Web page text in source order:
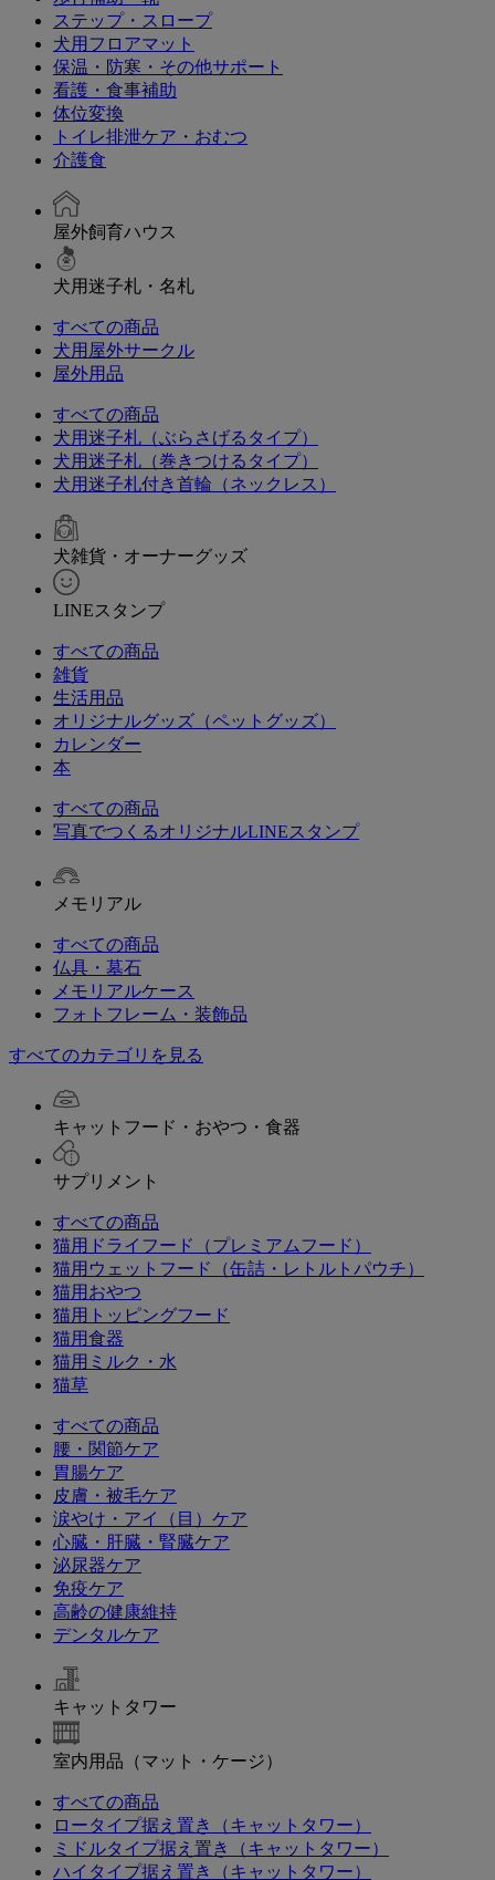
ステップ・スロープ
犬用フロアマット
保温・防寒・その他サポート
看護・食事補助
体位変換
トイレ排泄ケア・おむつ
介護食
屋外飼育ハウス
犬用迷子札・名札
すべての商品
犬用屋外サークル
屋外用品
すべての商品
犬用迷子札（ぶらさげるタイプ）
犬用迷子札（巻きつけるタイプ）
犬用迷子札付き首輪（ネックレス）
犬雑貨・オーナーグッズ
LINEスタンプ
すべての商品
雑貨
生活用品
オリジナルグッズ（ペットグッズ）
カレンダー
本
すべての商品
写真でつくるオリジナルLINEスタンプ
メモリアル
すべての商品
仏具・墓石
メモリアルケース
フォトフレーム・装飾品
すべてのカテゴリを見る
キャットフード・おやつ・食器
サプリメント
すべての商品
猫用ドライフード（プレミアムフード）
猫用ウェットフード（缶詰・レトルトパウチ）
猫用おやつ
猫用トッピングフード
猫用食器
猫用ミルク・水
猫草
すべての商品
腰・関節ケア
胃腸ケア
皮膚・被毛ケア
涙やけ・アイ（目）ケア
心臓・肝臓・腎臓ケア
泌尿器ケア
免疫ケア
高齢の健康維持
デンタルケア
キャットタワー
室内用品（マット・ケージ）
すべての商品
ロータイプ据え置き（キャットタワー）
ミドルタイプ据え置き（キャットタワー）
ハイタイプ据え置き（キャットタワー）